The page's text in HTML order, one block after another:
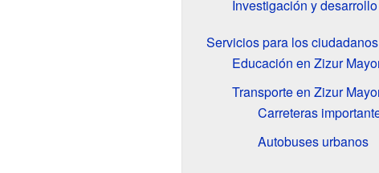
Investigación y desarrollo
Servicios para los ciudadanos
Educación en Zizur
Transporte en Zizur
Carreteras
Autobuses urbanos